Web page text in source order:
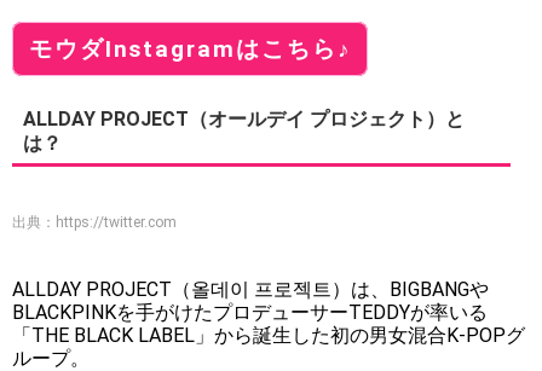
モウダInstagramはこちら♪
ALLDAY PROJECT（オールデイ プロジェクト）と
は？
出典： https://twitter.com
ALLDAY PROJECT（올데이 프로젝트）は、BIGBANGや
BLACKPINKを手がけたプロデューサーTEDDYが率いる
「THE BLACK LABEL」から誕生した初の男女混合K-POPグ
ループ。